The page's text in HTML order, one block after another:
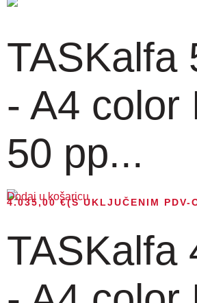
TASKalfa
- A4 color
50 pp...
4.035,00€(S UKLJUČENIM PDV-
Dodaj u košaricu
TASKalfa